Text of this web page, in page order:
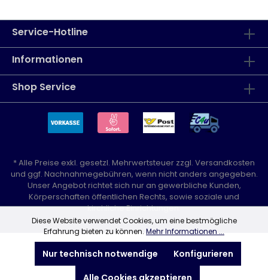
Service-Hotline
Informationen
Shop Service
* Alle Preise exkl. gesetzl. Mehrwertsteuer zzgl. Versandkosten
und ggf. Nachnahmegebühren, wenn nicht anders angegeben.
Unser Angebot richtet sich nur an gewerbliche Kunden,
Körperschaften öffentlichen Rechts, sowie soziale und
kirchliche Einrichtungen.
Diese Website verwendet Cookies, um eine bestmögliche
Erfahrung bieten zu können. Mehr Informationen ...
Nur technisch notwendige
Konfigurieren
Alle Cookies akzeptieren